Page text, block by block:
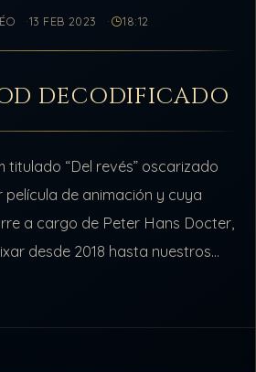
13 FEB 2023 18:12
DECODIFICADO
titulado “Del revés” oscarizado
película de animación y cuya
a cargo de Peter Hans Docter,
desde 2018 hasta nuestros